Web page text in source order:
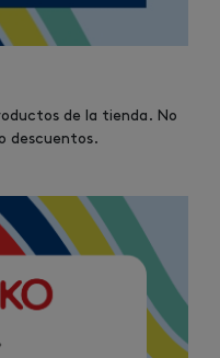
de la tienda. No
descuentos.